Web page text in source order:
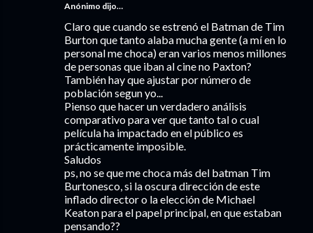
Anónimo dijo…
Claro que cuando se estrenó el Batman de Tim
Burton que tanto alaba mucha gente (a mí en lo
personal me choca) eran varios menos millones
de personas que iban al cine no Paxton?
También hay que ajustar por número de
población segun yo...
Pienso que hacer un verdadero análisis
comparativo para ver que tanto tal o cual
película ha impactado en el público es
prácticamente imposible.
Saludos
ps, no se que me choca más del batman Tim
Burtonesco, si la oscura dirección de este
inflado director o la elección de Michael
Keaton para el papel principal, en que estaban
pensando??